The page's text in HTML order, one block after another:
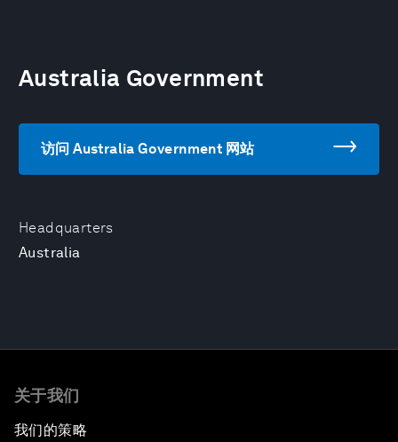
Headquarters
Australia
Australia Government
访问 Australia Government 网站
关于我们
我们的策略